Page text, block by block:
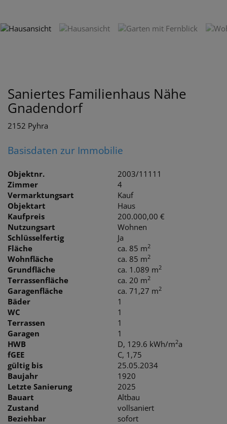
Saniertes Familienhaus Nähe
Gnadendorf
2152 Pyhra
Basisdaten zur Immobilie
Objektnr.
2003/11111
Zimmer
4
Vermarktungsart
Kauf
Objektart
Haus
Kaufpreis
200.000,00 €
Nutzungsart
Wohnen
Schlüsselfertig
Ja
Fläche
ca. 85 m2
Wohnfläche ca. 85 m2
Grundfläche ca. 1.089 m2
Terrassenfläche ca. 20 m2
Garagenfläche ca. 71,27 m2
Bäder
1
WC
1
Terrassen
1
Garagen
1
HWB
D, 129.6 kWh/m2a
fGEE
C, 1,75
gültig bis
25.05.2034
Baujahr
1920
Letzte Sanierung
2025
Bauart
Altbau
Zustand
vollsaniert
Beziehbar
sofort